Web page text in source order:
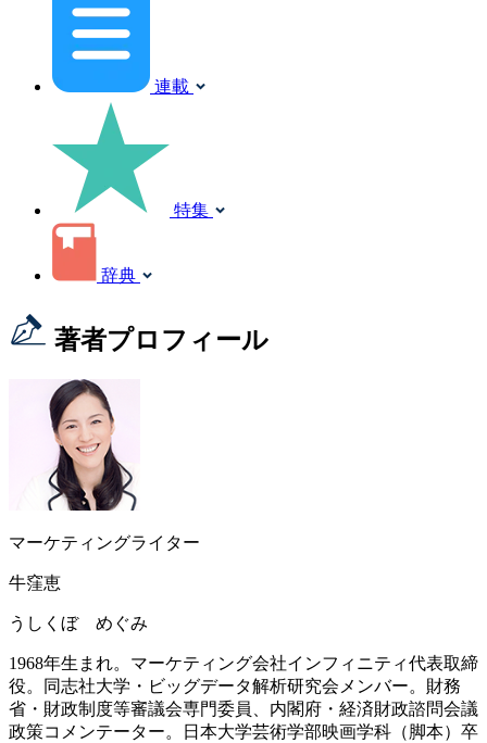
連載
特集
辞典
著者プロフィール
マーケティングライター
牛窪恵
うしくぼ めぐみ
1968年生まれ。マーケティング会社インフィニティ代表取締
役。同志社大学・ビッグデータ解析研究会メンバー。財務
省・財政制度等審議会専門委員、内閣府・経済財政諮問会議
政策コメンテーター。日本大学芸術学部映画学科（脚本）卒